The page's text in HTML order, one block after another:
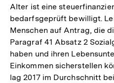
Alter ist eine
bedarfsgeprüft bewilligt.
Menschen auf Antrag, die
Paragraf 41 Absatz 2
haben und ihren
Einkommen sicherstellen
lag 2017 im Durchschnitt